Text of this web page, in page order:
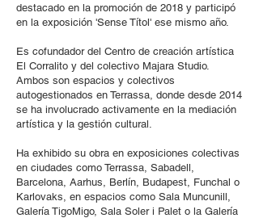
destacado en la promoción de 2018 y participó
en la exposición 'Sense Títol' ese mismo año.
Es cofundador del Centro de creación artística
El Corralito y del colectivo Majara Studio.
Ambos son espacios y colectivos
autogestionados en Terrassa, donde desde 2014
se ha involucrado activamente en la mediación
artística y la gestión cultural.
Ha exhibido su obra en exposiciones colectivas
en ciudades como Terrassa, Sabadell,
Barcelona, Aarhus, Berlín, Budapest, Funchal o
Karlovaks, en espacios como Sala Muncunill,
Galería TigoMigo, Sala Soler i Palet o la Galería